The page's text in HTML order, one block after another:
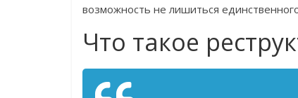
возможность не лишиться
Что такое